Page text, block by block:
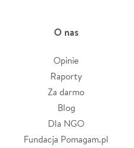
O nas
Opinie
Raporty
Za darmo
Blog
Dla NGO
Fundacja Pomagam.pl